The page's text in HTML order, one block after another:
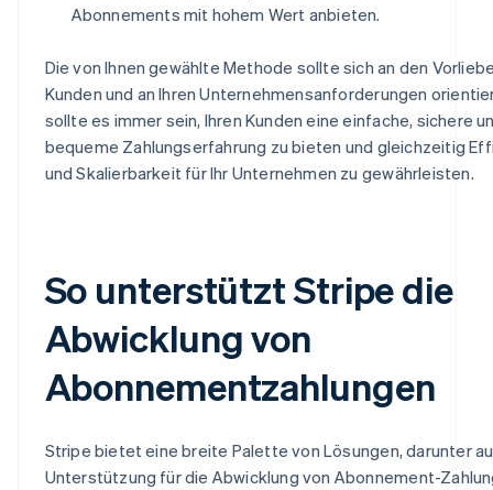
Abonnements mit hohem Wert anbieten.
Die von Ihnen gewählte Methode sollte sich an den
Kunden und an Ihren Unternehmensanforderungen
sollte es immer sein, Ihren Kunden eine einfache, sichere
bequeme Zahlungserfahrung zu bieten und gleichzeitig
und Skalierbarkeit für Ihr Unternehmen zu gewährleisten.
So unterstützt Stripe die
Abwicklung von
Abonnementzahlungen
Stripe bietet eine breite Palette von Lösungen, darunter
Unterstützung für die Abwicklung von Abonnement-